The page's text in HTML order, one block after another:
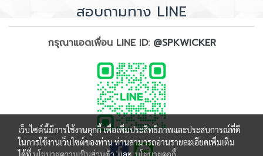
สอบถามทาง LINE
กรุณาแอดเพื่อน LINE ID: @SPKWICKER
เว็บไซต์นี้มีการใช้งานคุกกี้ เพื่อเพิ่มประสิทธิภาพและประสบการณ์ที่ดี
ในการใช้งานเว็บไซต์ของท่าน ท่านสามารถอ่านรายละเอียดเพิ่มเติม